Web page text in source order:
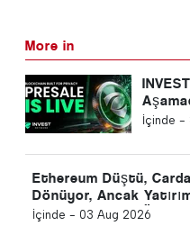
More in
İçinde -
Ethereum Düştü,
Dönüyor, Ancak
Kovalarken ZKP Ön
İçinde - 03 Aug 2026